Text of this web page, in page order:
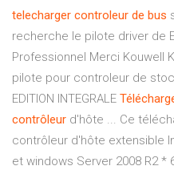
telecharger controleur de bus
recherche le pilote driver de
Professionnel Merci Kouwell
pilote pour controleur de
EDITION INTEGRALE
contrôleur d'hôte ... Ce
contrôleur d'hôte extensible
et windows Server 2008 R2